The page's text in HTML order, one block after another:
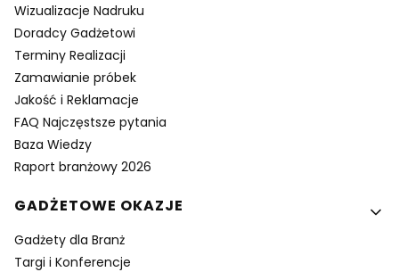
Wizualizacje Nadruku
Doradcy Gadżetowi
Terminy Realizacji
Zamawianie próbek
Jakość i Reklamacje
FAQ Najczęstsze pytania
Baza Wiedzy
Raport branżowy 2026
GADŻETOWE OKAZJE
Gadżety dla Branż
Targi i Konferencje